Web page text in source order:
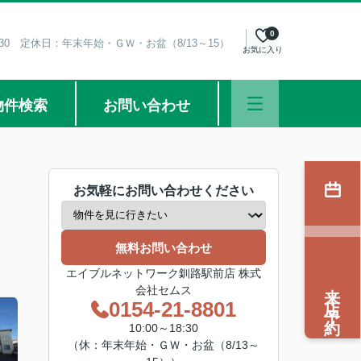
定休日：年末年始・ＧＷ・お盆（8/13～15） お気に入り
0
件検索 お問い合わせ
お気軽にお問い合わせください
無料お問い合わせ
エイブルネットワーク釧路駅前店 株式
会社セムス
0154-21-8801
10:00～18:30
（休：年末年始・ＧＷ・お盆（8/13～
来店予約